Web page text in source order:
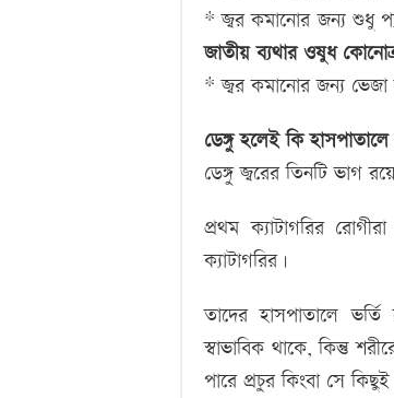
* জ্বর কমানোর জন্য শুধু
জাতীয় ব্যথার ওষুধ
* জ্বর কমানোর জন্য ভেজা
ডেঙ্গু হলেই কি
ডেঙ্গু জ্বরের তিনটি ভাগ
প্রথম ক্যাটাগরির
ক্যাটাগরির।
তাদের হাসপাতালে
স্বাভাবিক থাকে, কিন্তু
পারে প্রচুর কিংবা সে